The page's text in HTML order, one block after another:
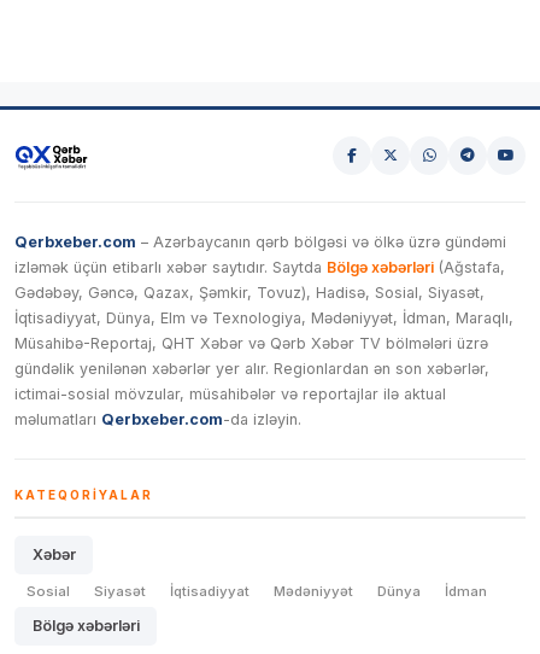
Qerbxeber.com – Azərbaycanın qərb bölgəsi və ölkə üzrə gündəmi
izləmək üçün etibarlı xəbər saytıdır. Saytda Bölgə xəbərləri (Ağstafa,
Gədəbəy, Gəncə, Qazax, Şəmkir, Tovuz), Hadisə, Sosial, Siyasət,
İqtisadiyyat, Dünya, Elm və Texnologiya, Mədəniyyət, İdman, Maraqlı,
Müsahibə-Reportaj, QHT Xəbər və Qərb Xəbər TV bölmələri üzrə
gündəlik yenilənən xəbərlər yer alır. Regionlardan ən son xəbərlər,
ictimai-sosial mövzular, müsahibələr və reportajlar ilə aktual
məlumatları Qerbxeber.com-da izləyin.
KATEQORIYALAR
Xəbər
Sosial Siyasət İqtisadiyyat Mədəniyyət Dünya İdman
Bölgə xəbərləri